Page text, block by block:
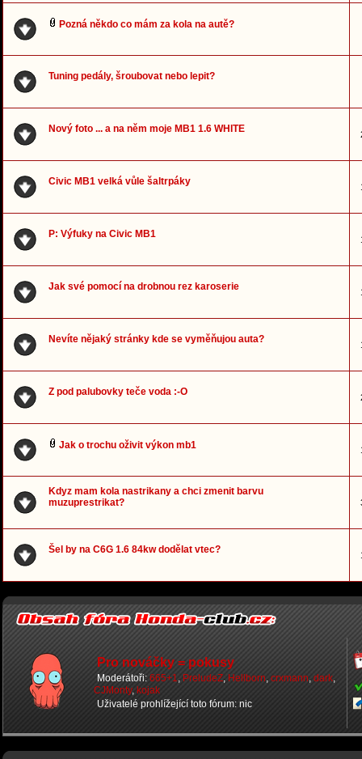
Pozná někdo co mám za kola na autě?
Tuning pedály, šroubovat nebo lepit?
Nový foto ... a na něm moje MB1 1.6 WHITE
Civic MB1 velká vůle šaltrpáky
P: Výfuky na Civic MB1
Jak své pomocí na drobnou rez karoserie
Nevíte nějaký stránky kde se vyměňujou auta?
Z pod palubovky teče voda :-O
Jak o trochu oživit výkon mb1
Kdyz mam kola nastrikany a chci zmenit barvu
muzuprestrikat?
Šel by na C6G 1.6 84kw dodělat vtec?
Pro nováčky = pokusy
Moderátoři: 665+1, PreludeZ, Hellborn, crxmann, dark,
CJMonty, kojak
Uživatelé prohlížející toto fórum: nic